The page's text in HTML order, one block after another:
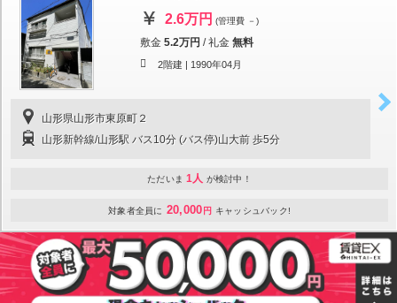
2.6万円 (管理費 －)
敷金 5.2万円 /礼金 無料
2階建 | 1990年04月
山形県山形市東原町２
山形新幹線/山形駅 バス10分 (バス停)山大前 歩5分
ただいま 1人 が検討中！
対象者全員に 20,000 円 キャッシュバック!